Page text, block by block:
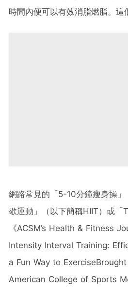
時間內便可以有效消脂燃脂。這
網路常見的「5-10分鐘瘦身操
歇運動」（以下簡稱HIIT）或「
《ACSM’s Health & Fitness
Intensity Interval Training:
a Fun Way to
American College of Sports